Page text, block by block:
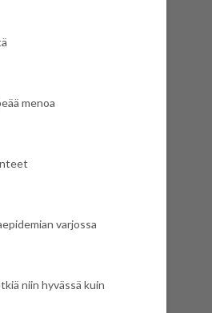
menoa
varjossa
niin hyvässä kuin